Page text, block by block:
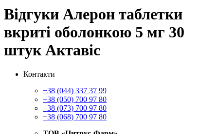
Відгуки Алерон таблетки
вкриті оболонкою 5 мг 30
штук Актавіс
Контакти
+38 (044) 337 37 99
+38 (050) 700 97 80
+38 (073) 700 97 80
+38 (068) 700 97 80